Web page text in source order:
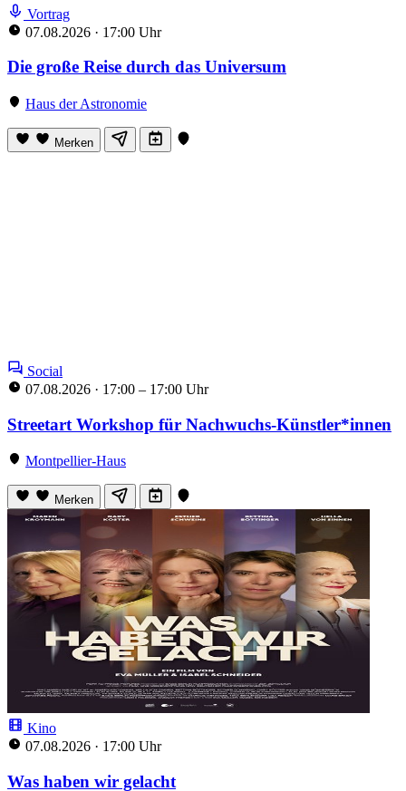
Vortrag
07.08.2026 · 17:00 Uhr
Die große Reise durch das Universum
Haus der Astronomie
Merken
Social
07.08.2026 · 17:00 – 17:00 Uhr
Streetart Workshop für Nachwuchs-Künstler*innen
Montpellier-Haus
Merken
Kino
07.08.2026 · 17:00 Uhr
Was haben wir gelacht